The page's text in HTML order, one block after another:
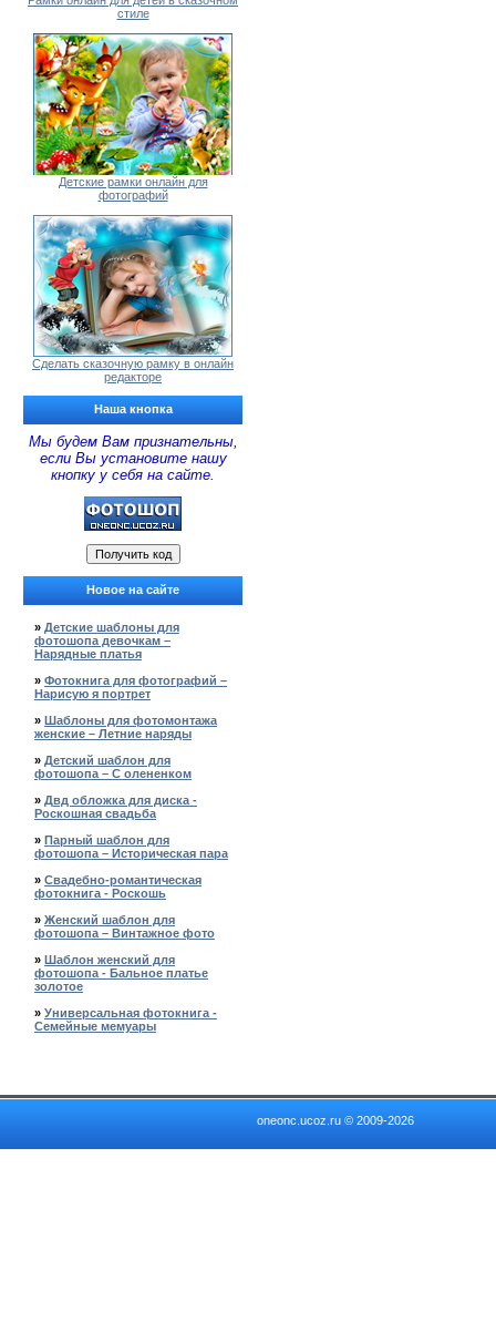
стиле
Детские рамки онлайн для
фотографий
Сделать сказочную рамку в онлайн
редакторе
Наша кнопка
Мы будем Вам признательны,
если Вы установите нашу
кнопку у себя на сайте.
Новое на сайте
» Детские шаблоны для
фотошопа девочкам –
Нарядные платья
» Фотокнига для фотографий –
Нарисую я портрет
» Шаблоны для фотомонтажа
женские – Летние наряды
» Детский шаблон для
фотошопа – С олененком
» Двд обложка для диска -
Роскошная свадьба
» Парный шаблон для
фотошопа – Историческая пара
» Свадебно-романтическая
фотокнига - Роскошь
» Женский шаблон для
фотошопа – Винтажное фото
» Шаблон женский для
фотошопа - Бальное платье
золотое
» Универсальная фотокнига -
Семейные мемуары
oneonc.ucoz.ru © 2009-2026